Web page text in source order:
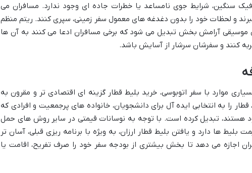
سنگین، شرایط جوی نامساعد یا خطرات جاده ای وجود ندارد. مسافران می
و لحظات خود را بدون دغدغه های معمول سفر زمینی، سپری کنند. ریتم منظم
موسیقی آرامش بخش تبدیل می شود که برخی مسافران ادعا می کنند به آن ها
کنند و سفرشان سرشار از آسایش باشد.
موارد با سفر اتوبوسی، خرید بلیط قطار گزینه ای اقتصادی تر و مقرون به
را به انتخابی ایده آل برای دانشجویان، خانواده های پرجمعیت و افرادی که
هستند، تبدیل کرده است. با توجه به نوسانات قیمتی در سایر روش های حمل
بلیط ها دارد و یافتن بلیط قطار ارزان، به ویژه با برنامه ریزی قبلی، آسان تر
اجازه می دهد تا بخش بیشتری از بودجه سفر خود را صرف تفریح، اقامت یا